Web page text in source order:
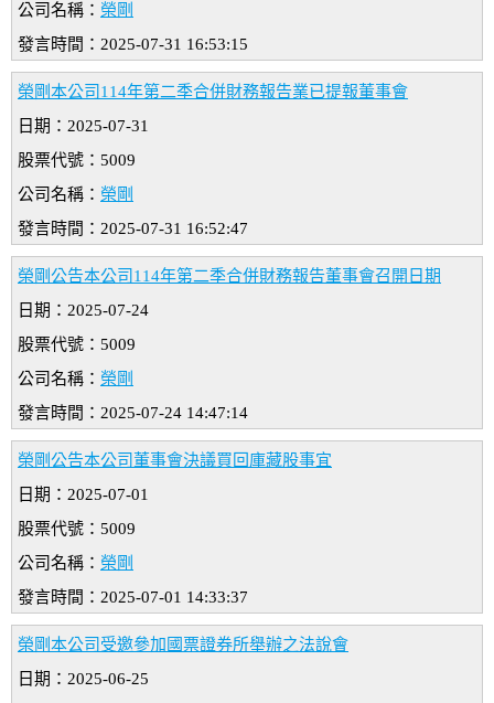
公司名稱： 榮剛
發言時間：2025-07-31 16:53:15
榮剛本公司114年第二季合併財務報告業已提報董事會
日期：2025-07-31
股票代號：5009
公司名稱： 榮剛
發言時間：2025-07-31 16:52:47
榮剛公告本公司114年第二季合併財務報告董事會召開日期
日期：2025-07-24
股票代號：5009
公司名稱： 榮剛
發言時間：2025-07-24 14:47:14
榮剛公告本公司董事會決議買回庫藏股事宜
日期：2025-07-01
股票代號：5009
公司名稱： 榮剛
發言時間：2025-07-01 14:33:37
榮剛本公司受邀參加國票證券所舉辦之法說會
日期：2025-06-25